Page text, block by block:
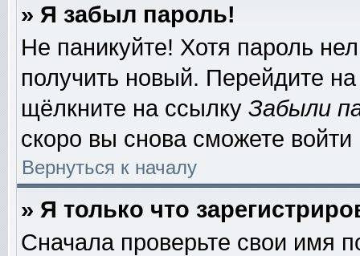
» Я забыл пароль!
Не паникуйте! Хотя пароль
получить новый. Перейдите
щёлкните на ссылку Забыли
скоро вы снова сможете
Вернуться к началу
» Я только что
Сначала проверьте свои имя